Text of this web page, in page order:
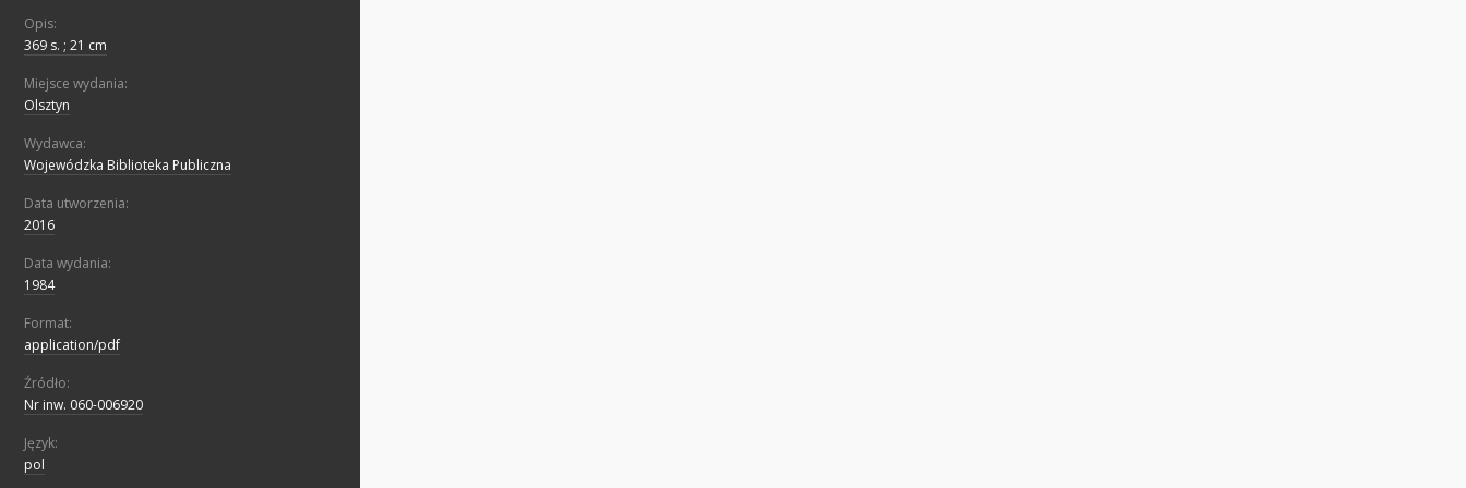
Opis:
369 s. ; 21 cm
Miejsce wydania:
Olsztyn
Wydawca:
Wojewódzka Biblioteka Publiczna
Data utworzenia:
2016
Data wydania:
1984
Format:
application/pdf
Źródło:
Nr inw. 060-006920
Język:
pol